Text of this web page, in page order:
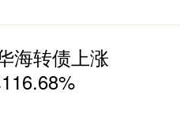
海转债上涨